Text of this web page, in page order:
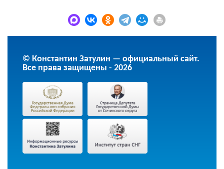
© Константин Затулин — официальный сайт.
Все права защищены - 2026